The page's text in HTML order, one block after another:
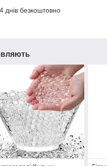
днів безкоштовно